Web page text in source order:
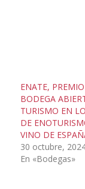
ENATE,
BODEGA
TURISMO EN
DE
VINO DE
30 octubre,
En «Bodegas»